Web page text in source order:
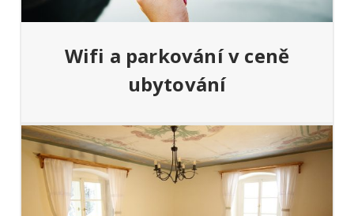
Wifi a parkování v ceně
ubytování